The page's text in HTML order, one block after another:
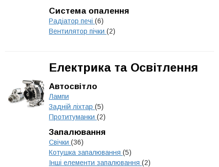
Система опалення
Радіатор печі (6)
Вентилятор пічки (2)
Електрика та Освітлення
Автосвітло
Лампи
Задній ліхтар (5)
Протитуманки (2)
Запалювання
Свічки (36)
Котушка запалювання (5)
Інші елементи запалювання (2)